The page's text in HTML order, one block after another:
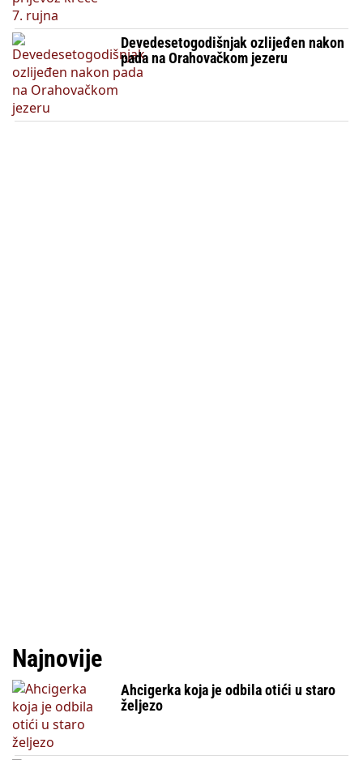
Devedesetogodišnjak ozlijeđen nakon
pada na Orahovačkom jezeru
Najnovije
Ahcigerka koja je odbila otići u staro
željezo